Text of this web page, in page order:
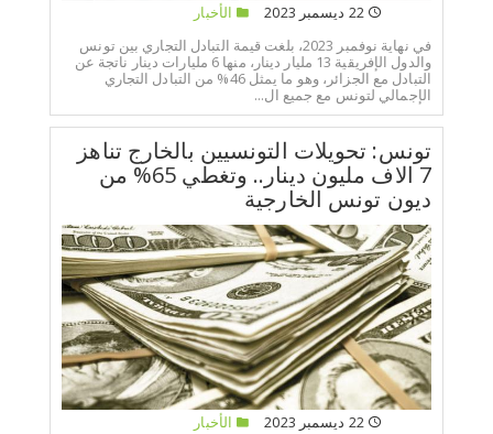
الأخبار
في نهاية نوفمبر 2023، بلغت قيمة التبادل التجاري بين تونس
والدول الإفريقية 13 مليار دينار، منها 6 مليارات دينار ناتجة عن
التبادل مع الجزائر، وهو ما يمثل 46% من التبادل التجاري
الإجمالي لتونس مع جميع ال...
تونس: تحويلات التونسيين بالخارج تناهز
7 الاف مليون دينار.. وتغطي 65% من
ديون تونس الخارجية
الأخبار